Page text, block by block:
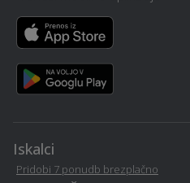
Iskalci
Pridobi 7 ponudb brezplačno